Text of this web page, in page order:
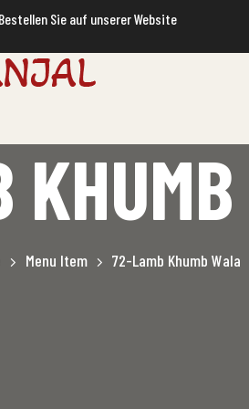
Bestellen Sie auf unserer Website
Menu Item 72-Lamb Khumb Wala